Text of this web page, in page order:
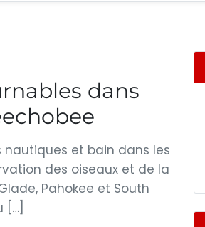
dans
nautiques et bain dans les
des oiseaux et de la
Pahokee et South
[…]